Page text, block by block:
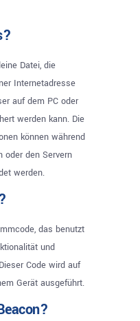
Datei, die
Internetadresse
auf dem PC oder
werden kann. Die
können während
oder den Servern
werden.
das benutzt
und
Code wird auf
Gerät ausgeführt.